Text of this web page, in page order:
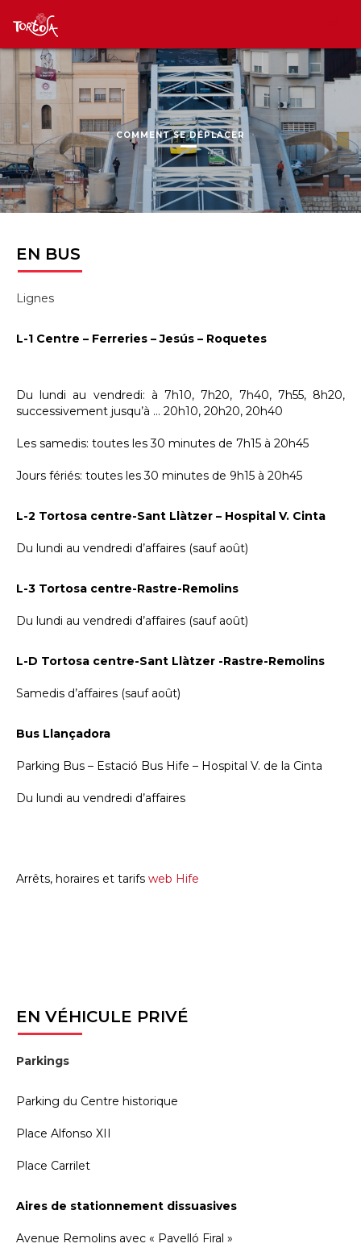
COMMENT SE DÉPLACER
EN BUS
Lignes
L-1 Centre – Ferreries – Jesús – Roquetes
Du lundi au vendredi: à 7h10, 7h20, 7h40, 7h55, 8h20,
successivement jusqu’à … 20h10, 20h20, 20h40
Les samedis: toutes les 30 minutes de 7h15 à 20h45
Jours fériés: toutes les 30 minutes de 9h15 à 20h45
L-2 Tortosa centre-Sant Llàtzer – Hospital V. Cinta
Du lundi au vendredi d’affaires (sauf août)
L-3 Tortosa centre-Rastre-Remolins
Du lundi au vendredi d’affaires (sauf août)
L-D Tortosa centre-Sant Llàtzer -Rastre-Remolins
Samedis d’affaires (sauf août)
Bus Llançadora
Parking Bus – Estació Bus Hife – Hospital V. de la Cinta
Du lundi au vendredi d’affaires
Arrêts, horaires et tarifs web Hife
EN VÉHICULE PRIVÉ
Parkings
Parking du Centre historique
Place Alfonso XII
Place Carrilet
Aires de stationnement dissuasives
Avenue Remolins avec « Pavelló Firal »